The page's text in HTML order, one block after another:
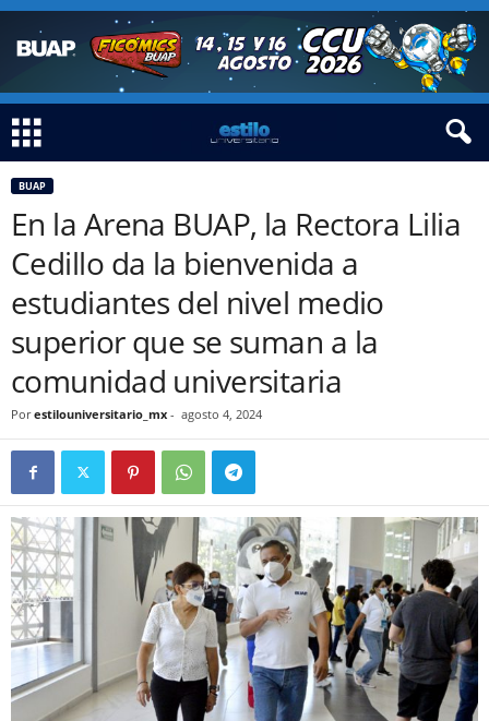
BUAP
En la Arena BUAP, la Rectora Lilia
Cedillo da la bienvenida a
estudiantes del nivel medio
superior que se suman a la
comunidad universitaria
Por estilouniversitario_mx - agosto 4, 2024